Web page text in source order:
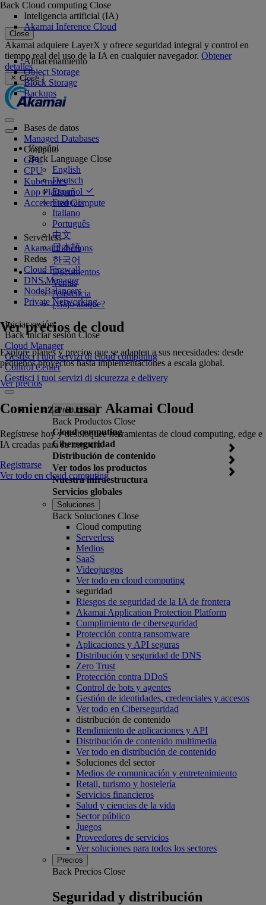
Close
Akamai adquiere LayerX y ofrece seguridad integral y control en
tiempo real del uso de la IA en cualquier navegador. Obtener
detalles
Close
Español
Back Language Close
English
Deutsch
Español
Français
Italiano
Português
中文
日本語
한국어
Documentos
Ventas
Asistencia
¿Bajo ataque?
Iniciar sesión
Back Iniciar sesión Close
Cloud Manager
Gestisci i tuoi servizi di cloud computing
Control Center
Gestisci i tuoi servizi di sicurezza e delivery
Productos
Back Productos Close
Cloud computing
Ciberseguridad
Distribución de contenido
Ver todos los productos
Nuestra infraestructura
Servicios globales
Back Cloud computing Close
Inteligencia artificial (IA)
Akamai Inference Cloud
Almacenamiento
Object Storage
Block Storage
Backups
Bases de datos
Managed Databases
Cómputo
GPU
CPU
Kubernetes
App Platform
Accelerated Compute
Serverless
Akamai Functions
Redes
Cloud Firewall
DNS Manager
NodeBalancers
Private Networking
Ver precios de cloud
Explore planes y precios que se adapten a sus necesidades: desde
pequeños proyectos hasta implementaciones a escala global.
Ver precios
Comienza a usar Akamai Cloud
Regístrese hoy y desbloquee herramientas de cloud computing, edge e
IA creadas para su negocio.
Registrarse
Ver todo en cloud computing
Soluciones
Back Soluciones Close
Cloud computing
Serverless
Medios
SaaS
Videojuegos
Ver todo en cloud computing
seguridad
Riesgos de seguridad de la IA de frontera
Akamai Application Protection Platform
Cumplimiento de ciberseguridad
Protección contra ransomware
Aplicaciones y API seguras
Distribución y seguridad de DNS
Zero Trust
Protección contra DDoS
Control de bots y agentes
Gestión de identidades, credenciales y accesos
Ver todo en Ciberseguridad
distribución de contenido
Rendimiento de aplicaciones y API
Distribución de contenido multimedia
Ver todo en distribución de contenido
Soluciones del sector
Medios de comunicación y entretenimiento
Retail, turismo y hostelería
Servicios financieros
Salud y ciencias de la vida
Sector público
Juegos
Proveedores de servicios
Ver soluciones para todos los sectores
Precios
Back Precios Close
Seguridad y distribución